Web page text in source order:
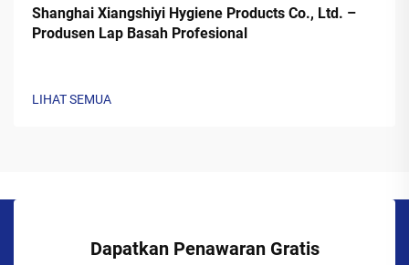
Shanghai Xiangshiyi Hygiene Products Co., Ltd. –
Produsen Lap Basah Profesional
LIHAT SEMUA
Dapatkan Penawaran Gratis